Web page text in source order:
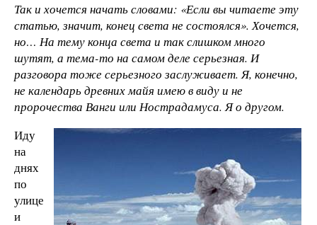
Так и хочется начать словами: «Если вы читаете эту
статью, значит, конец света не состоялся». Хочется,
но… На тему конца света и так слишком много
шутят, а тема-­то на самом деле серьезная. И
разговора тоже серьезного заслуживает. Я, конечно,
не календарь древних майя имею в виду и не
пророчества Ванги или Нострадамуса. Я о другом.
Иду
на
днях
по
улице
и